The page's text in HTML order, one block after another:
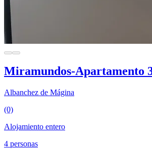
Miramundos-Apartamento
Albanchez de Mágina
(0)
Alojamiento entero
4 personas